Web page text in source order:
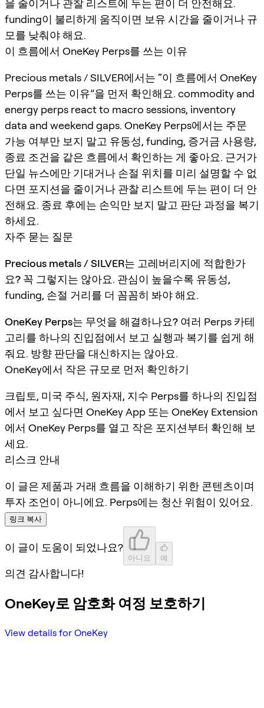
을 줄이거나 관찰 리스트에 두는 편이 더 안전해요.
funding이 불리하게 움직이면 보유 시간을 줄이거나 규
모를 낮춰야 해요.
이 흐름에서 OneKey Perps를 쓰는 이유
Precious metals / SILVER에서는 “이 흐름에서 OneKey
Perps를 쓰는 이유”을 먼저 확인해요. commodity and
energy perps react to macro sessions, inventory
data and weekend gaps. OneKey Perps에서는 주문
가능 여부만 보지 말고 유동성, funding, 증거금 사용량,
종료 조건을 같은 흐름에서 확인하는 게 좋아요. 근거가
단일 뉴스에만 기대거나 손절 위치를 미리 설명할 수 없
다면 포지션을 줄이거나 관찰 리스트에 두는 편이 더 안
전해요. 종료 후에는 손익만 보지 말고 판단 과정을 복기
하세요.
자주 묻는 질문
Precious metals / SILVER는 고레버리지에 적합한가
요? 꼭 그렇지는 않아요. 관심이 높을수록 유동성,
funding, 손절 거리를 더 꼼꼼히 봐야 해요.
OneKey Perps는 무엇을 해결하나요? 여러 Perps 카테
고리를 하나의 진입점에서 보고 실행과 복기를 쉽게 해
줘요. 방향 판단을 대신하지는 않아요.
OneKey에서 작은 규모로 먼저 확인하기
크립토, 미국 주식, 원자재, 지수 Perps를 하나의 진입점
에서 보고 싶다면 OneKey App 또는 OneKey Extension
에서 OneKey Perps를 열고 작은 포지션부터 확인해 보
세요.
리스크 안내
이 글은 제품과 거래 흐름을 이해하기 위한 콘텐츠이며
투자 조언이 아니에요. Perps에는 청산 위험이 있어요.
링크 복사
이 글이 도움이 되었나요?
아니요 예
의견 감사합니다!
OneKey로 암호화 여정 보호하기
View details for OneKey